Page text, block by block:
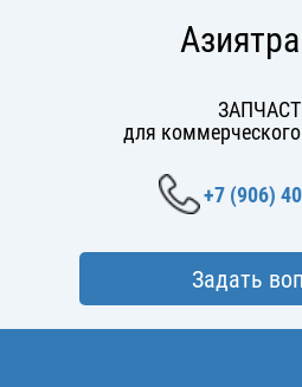
для
+7 (906)
Задать